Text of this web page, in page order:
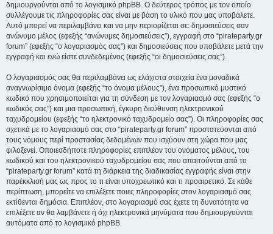
δημιουργούνται από το λογισμικό phpBB. Ο δεύτερος τρόπος με τον οποίο
συλλέγουμε τις πληροφορίες σας είναι με βάση το υλικό που μας υποβάλετε.
Αυτό μπορεί να περιλαμβάνει και να μην περιορίζεται σε: δημοσιεύσεις σαν
ανώνυμο μέλος (εφεξής “ανώνυμες δημοσιεύσεις”), εγγραφή στο “pirateparty.gr
forum” (εφεξής “ο λογαριασμός σας”) και δημοσιεύσεις που υποβάλετε μετά την
εγγραφή και ενώ είστε συνδεδεμένος (εφεξής “οι δημοσιεύσεις σας”).
Ο λογαριασμός σας θα περιλαμβάνει ως ελάχιστα στοιχεία ένα μοναδικά
αναγνωρίσιμο όνομα (εφεξής “το όνομα μέλους”), ένα προσωπικό μυστικό
κωδικό που χρησιμοποιείται για τη σύνδεση με τον λογαριασμό σας (εφεξής “ο
κωδικός σας”) και μια προσωπική, έγκυρη διεύθυνση ηλεκτρονικού
ταχυδρομείου (εφεξής “το ηλεκτρονικό ταχυδρομείο σας”). Οι πληροφορίες σας
σχετικά με το λογαριασμό σας στο “pirateparty.gr forum” προστατεύονται από
τους νόμους περί προστασίας δεδομένων που ισχύουν στη χώρα που μας
φιλοξενεί. Οποιεσδήποτε πληροφορίες επιπλέον του ονόματος μέλους, του
κωδικού και του ηλεκτρονικού ταχυδρομείου σας που απαιτούνται από το
“pirateparty.gr forum” κατά τη διάρκεια της διαδικασίας εγγραφής είναι στην
παρέκκλισή μας ως προς το τι είναι υποχρεωτικό και τι προαιρετικό. Σε κάθε
περίπτωση, μπορείτε να επιλέξετε ποιες πληροφορίες στον λογαριασμό σας
εκτίθενται δημόσια. Επιπλέον, στο λογαριασμό σας έχετε τη δυνατότητα να
επιλέξετε αν θα λαμβάνετε ή όχι ηλεκτρονικά μηνύματα που δημιουργούνται
αυτόματα από το λογισμικό phpBB.